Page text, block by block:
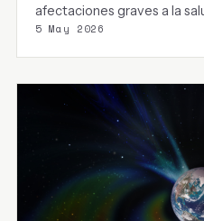
afectaciones graves a la
5 May 2026